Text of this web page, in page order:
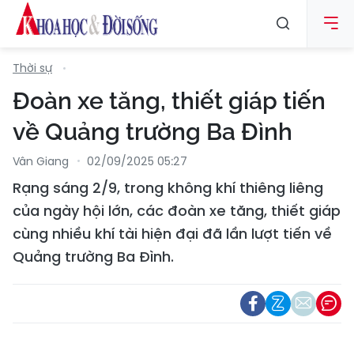
Thời sự
Đoàn xe tăng, thiết giáp tiến
về Quảng trường Ba Đình
Vân Giang 02/09/2025 05:27
Rạng sáng 2/9, trong không khí thiêng liêng
của ngày hội lớn, các đoàn xe tăng, thiết giáp
cùng nhiều khí tài hiện đại đã lần lượt tiến về
Quảng trường Ba Đình.